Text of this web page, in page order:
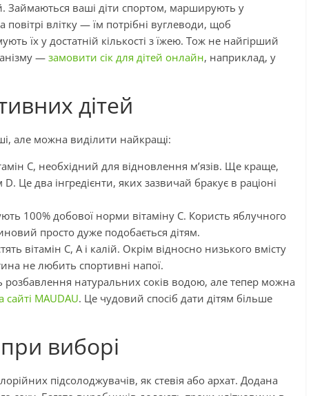
Займаються ваші діти спортом, марширують у
влітку — їм потрібні вуглеводи, щоб
їх у достатній кількості з їжею. Тож не найгірший
— замовити сік для дітей онлайн, наприклад, у
дітей
але можна виділити найкращі:
C, необхідний для відновлення м’язів. Ще краще,
Це два інгредієнти, яких зазвичай бракує в раціоні
100% добової норми вітаміну C. Користь яблучного
просто дуже подобається дітям.
вітамін C, A і калій. Окрім відносно низького вмісту
не любить спортивні напої.
розбавлення натуральних соків водою, але тепер можна
сайті MAUDAU. Це чудовий спосіб дати дітям більше
виборі
підсолоджувачів, як стевія або архат. Додана